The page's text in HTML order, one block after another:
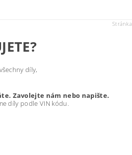
Stránka
díly,
Zavolejte nám nebo napište.
díly podle VIN kódu.